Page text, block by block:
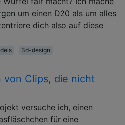
um einen D20 als um alles
dich also auf diese
3d-design
von Clips, die nicht
versuche ich, einen
für eine